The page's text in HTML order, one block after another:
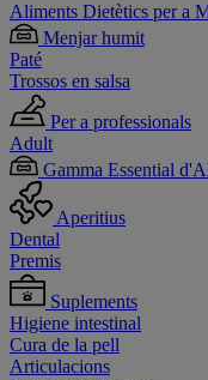
Aliments Dietètics per a
Menjar humit
Paté
Trossos en salsa
Per a professionals
Adult
Gamma Essential
Aperitius
Dental
Premis
Suplements
Higiene intestinal
Cura de la pell
Articulacions